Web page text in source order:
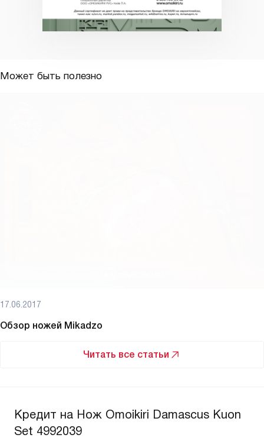
Может быть полезно
17.06.2017
Обзор ножей Mikadzo
Читать все статьи
Кредит на Нож Omoikiri Damascus Kuon
Set 4992039